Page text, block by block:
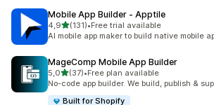
Mobile App Builder ‑ Apptile
4,9av 5 stjerner
(131)
Totalt 131 omtaler
•Free trial available
AI mobile app maker to build native mobile
MageComp Mobile App Builder
5,0av 5 stjerner
(37)
Totalt 37 omtaler
•Free plan available
No-code app builder. We build, publish &
Built for Shopify